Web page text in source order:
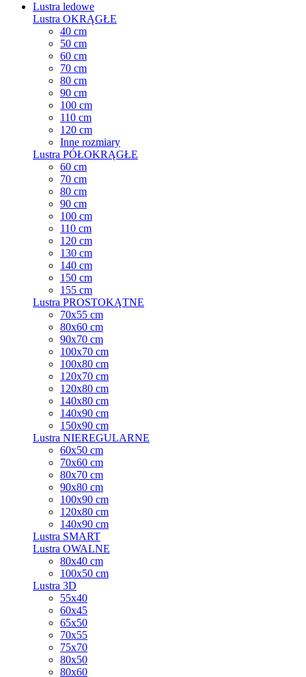
Lustra ledowe
Lustra OKRĄGŁE
40 cm
50 cm
60 cm
70 cm
80 cm
90 cm
100 cm
110 cm
120 cm
Inne rozmiary
Lustra PÓŁOKRĄGŁE
60 cm
70 cm
80 cm
90 cm
100 cm
110 cm
120 cm
130 cm
140 cm
150 cm
155 cm
Lustra PROSTOKĄTNE
70x55 cm
80x60 cm
90x70 cm
100x70 cm
100x80 cm
120x70 cm
120x80 cm
140x80 cm
140x90 cm
150x90 cm
Lustra NIEREGULARNE
60x50 cm
70x60 cm
80x70 cm
90x80 cm
100x90 cm
120x80 cm
140x90 cm
Lustra SMART
Lustra OWALNE
80x40 cm
100x50 cm
Lustra 3D
55x40
60x45
65x50
70x55
75x70
80x50
80x60